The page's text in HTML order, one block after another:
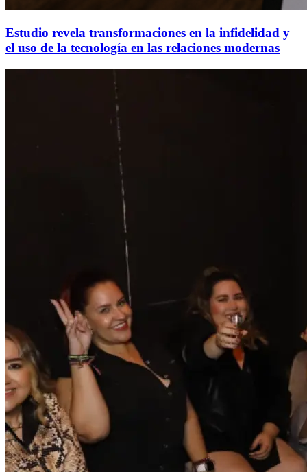
Estudio revela transformaciones en la infidelidad y
el uso de la tecnología en las relaciones modernas